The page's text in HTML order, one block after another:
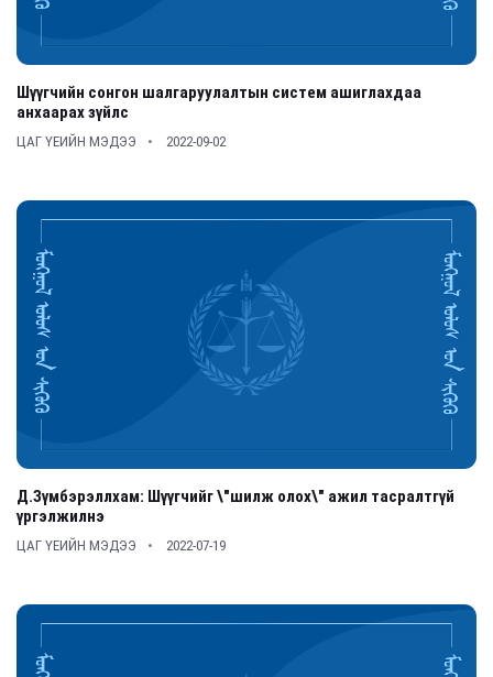
Шүүгчийн сонгон шалгаруулалтын систем ашиглахдаа
анхаарах зүйлс
ЦАГ ҮЕИЙН МЭДЭЭ 2022-09-02
Д.Зүмбэрэллхам: Шүүгчийг \"шилж олох\" ажил тасралтгүй
үргэлжилнэ
ЦАГ ҮЕИЙН МЭДЭЭ 2022-07-19